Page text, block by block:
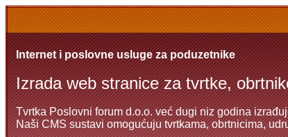
Internet i poslovne usluge za poduzetnike
Izrada web stranice za tvrtke,
Tvrtka Poslovni forum d.o.o. već dugi niz godina
Naši CMS sustavi omogućuju tvrtkama, obrtnicima,